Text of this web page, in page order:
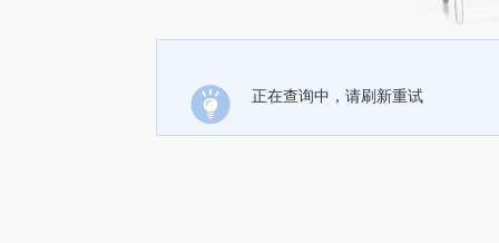
正在查询中，请刷新重试